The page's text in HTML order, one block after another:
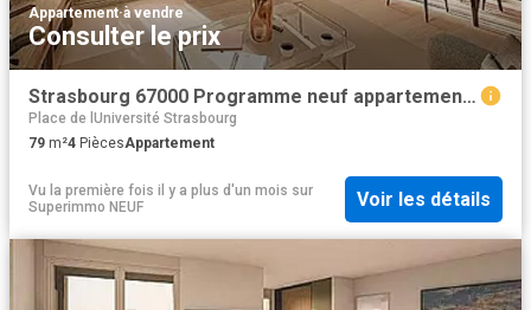
Appartement·à vendre
Consulter le prix
Strasbourg 67000 Programme neuf appartement neuf à vendre t4 TVA 5,5%
Place de lUniversité Strasbourg
79 m²4 PiècesAppartement
Vu la première fois il y a plus d'un mois sur
Superimmo NEUF
Voir les détails